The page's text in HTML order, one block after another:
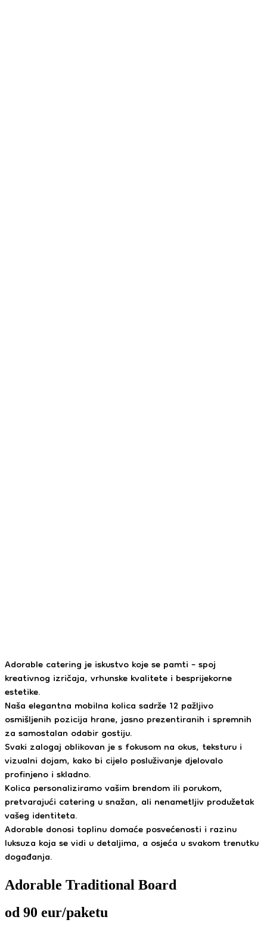
Adorable catering je iskustvo koje se pamti – spoj
kreativnog izričaja, vrhunske kvalitete i besprijekorne
estetike.
Naša elegantna mobilna kolica sadrže 12 pažljivo
osmišljenih pozicija hrane, jasno prezentiranih i spremnih
za samostalan odabir gostiju.
Svaki zalogaj oblikovan je s fokusom na okus, teksturu i
vizualni dojam, kako bi cijelo posluživanje djelovalo
profinjeno i skladno.
Kolica personaliziramo vašim brendom ili porukom,
pretvarajući catering u snažan, ali nenametljiv produžetak
vašeg identiteta.
Adorable donosi toplinu domaće posvećenosti i razinu
luksuza koja se vidi u detaljima, a osjeća u svakom trenutku
događanja.
Adorable Traditional Board
od 90 eur/paketu